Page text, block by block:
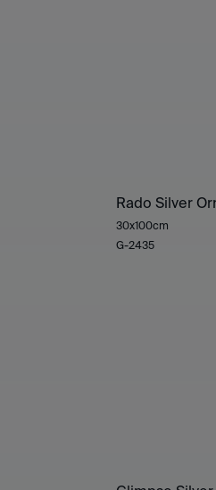
Rado Silver
30x100cm
G-2435